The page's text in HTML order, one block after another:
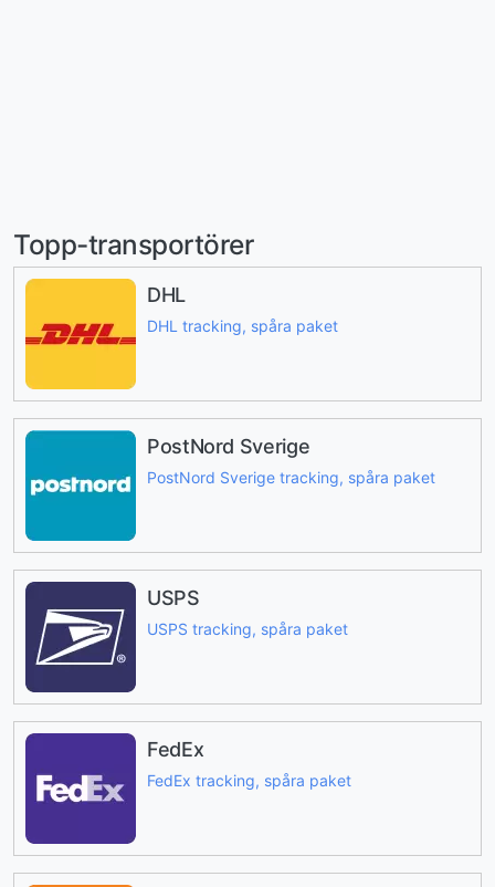
Topp-transportörer
DHL
DHL tracking, spåra paket
PostNord Sverige
PostNord Sverige tracking, spåra paket
USPS
USPS tracking, spåra paket
FedEx
FedEx tracking, spåra paket